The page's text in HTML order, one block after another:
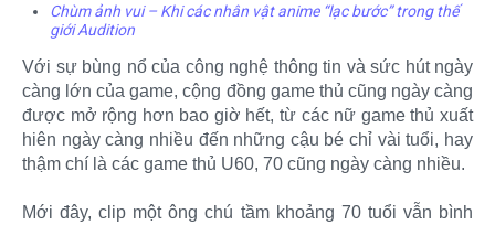
Chùm ảnh vui – Khi các nhân vật anime “lạc bước” trong thế
giới Audition
Với sự bùng nổ của công nghệ thông tin và sức hút ngày
càng lớn của game, cộng đồng game thủ cũng ngày càng
được mở rộng hơn bao giờ hết, từ các nữ game thủ xuất
hiên ngày càng nhiều đến những cậu bé chỉ vài tuổi, hay
thậm chí là các game thủ U60, 70 cũng ngày càng nhiều.
Mới đây, clip một ông chú tầm khoảng 70 tuổi vẫn bình